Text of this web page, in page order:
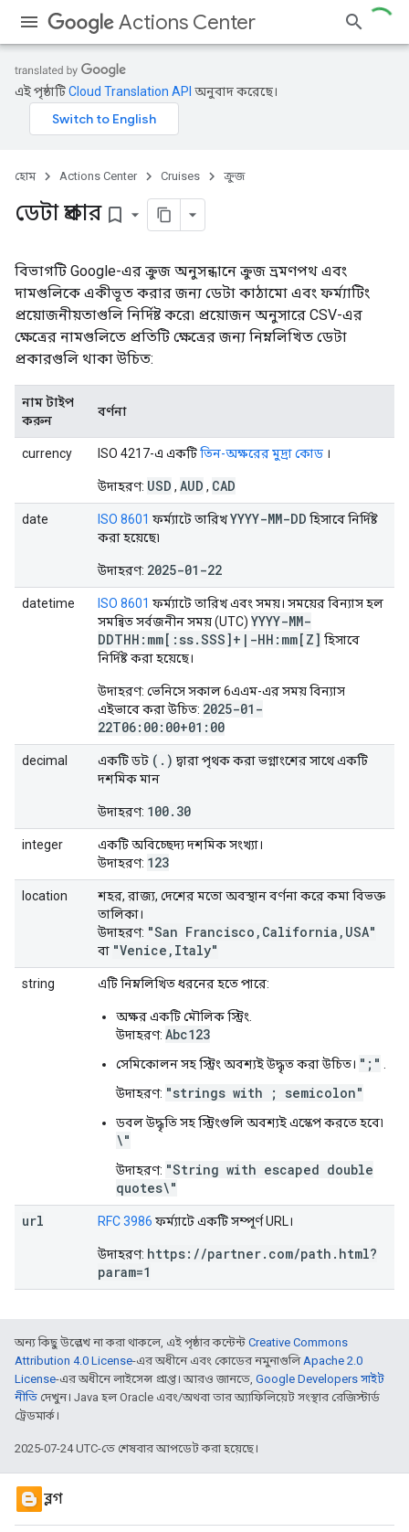
Actions Center
এই পৃষ্ঠাটিCloud Translation API অনুবাদ করেছে।
হোম Actions Center Cruises ক্রুজ
ডেটা প্রকার bookmark_border
বিভাগটি Google-এর ক্রুজ অনুসন্ধানে ক্রুজ ভ্রমণপথ এবং
দামগুলিকে একীভূত করার জন্য ডেটা কাঠামো এবং ফর্ম্যাটিং
প্রয়োজনীয়তাগুলি নির্দিষ্ট করে৷ প্রয়োজন অনুসারে CSV-এর
ক্ষেত্রের নামগুলিতে প্রতিটি ক্ষেত্রের জন্য নিম্নলিখিত ডেটা
প্রকারগুলি থাকা উচিত:
নাম টাইপ
করুন
বর্ণনা
currency ISO 4217-এ একটিতিন-অক্ষরের মুদ্রা কোড ।
উদাহরণ: USD , AUD , CAD
date ISO 8601 ফর্ম্যাটে তারিখYYYY-MM-DD হিসাবে নির্দিষ্ট
করা হয়েছে৷
উদাহরণ: 2025-01-22
datetime ISO 8601 ফর্ম্যাটে তারিখ এবং সময়। সময়ের বিন্যাস হল
সমন্বিত সর্বজনীন সময় (UTC) YYYY-MM-
DDTHH:mm[:ss.SSS]+ | -HH:mm[Z] হিসাবে
নির্দিষ্ট করা হয়েছে।
উদাহরণ: ভেনিসে সকাল 6এএম-এর সময় বিন্যাস
এইভাবে করা উচিত: 2025-01-
22T06:00:00+01:00
decimal একটি ডট ( . ) দ্বারা পৃথক করা ভগ্নাংশের সাথে একটি
দশমিক মান
উদাহরণ: 100.30
integer
একটি অবিচ্ছেদ্য দশমিক সংখ্যা।
উদাহরণ: 123
location
শহর, রাজ্য, দেশের মতো অবস্থান বর্ণনা করে কমা বিভক্ত
তালিকা।
উদাহরণ: "San Francisco,California,USA"
বা "Venice,Italy"
string এটি নিম্নলিখিত ধরনের হতে পারে:
অক্ষর একটি মৌলিক স্ট্রিং.
উদাহরণ: Abc123
সেমিকোলন সহ স্ট্রিং অবশ্যই উদ্ধৃত করা উচিত। ";"
উদাহরণ: "strings with ; semicolon"
ডবল উদ্ধৃতি সহ স্ট্রিংগুলি অবশ্যই এস্কেপ করতে হবে৷
\"
উদাহরণ: "String with escaped double
quotes\"
url
RFC 3986 ফর্ম্যাটে একটি সম্পূর্ণ URL।
উদাহরণ: https://partner.com/path.html?
param=1
অন্য কিছু উল্লেখ না করা থাকলে, এই পৃষ্ঠার কন্টেন্ট Creative Commons
Attribution 4.0 License-এর অধীনে এবং কোডের নমুনাগুলিApache 2.0
License-এর অধীনে লাইসেন্স প্রাপ্ত। আরও জানতে, Google Developers সাইট
নীতি দেখুন। Java হল Oracle এবং/অথবা তার অ্যাফিলিয়েট সংস্থার রেজিস্টার্ড
ট্রেডমার্ক।
2025-07-24 UTC-তে শেষবার আপডেট করা হয়েছে।
ব্লগ